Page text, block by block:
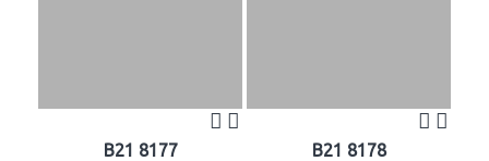
B21 8177 B21 8178